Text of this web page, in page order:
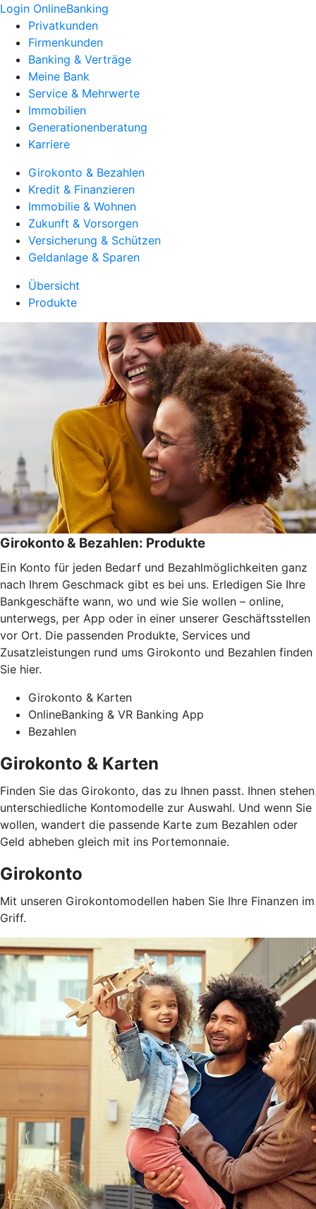
Login OnlineBanking
Privatkunden
Firmenkunden
Banking & Verträge
Meine Bank
Service & Mehrwerte
Immobilien
Generationenberatung
Karriere
Girokonto & Bezahlen
Kredit & Finanzieren
Immobilie & Wohnen
Zukunft & Vorsorgen
Versicherung & Schützen
Geldanlage & Sparen
Übersicht
Produkte
Girokonto & Bezahlen: Produkte
Ein Konto für jeden Bedarf und Bezahlmöglichkeiten ganz
nach Ihrem Geschmack gibt es bei uns. Erledigen Sie Ihre
Bankgeschäfte wann, wo und wie Sie wollen – online,
unterwegs, per App oder in einer unserer Geschäftsstellen
vor Ort. Die passenden Produkte, Services und
Zusatzleistungen rund ums Girokonto und Bezahlen finden
Sie hier.
Girokonto & Karten
OnlineBanking & VR Banking App
Bezahlen
Girokonto & Karten
Finden Sie das Girokonto, das zu Ihnen passt. Ihnen stehen
unterschiedliche Kontomodelle zur Auswahl. Und wenn Sie
wollen, wandert die passende Karte zum Bezahlen oder
Geld abheben gleich mit ins Portemonnaie.
Girokonto
Mit unseren Girokontomodellen haben Sie Ihre Finanzen im
Griff.